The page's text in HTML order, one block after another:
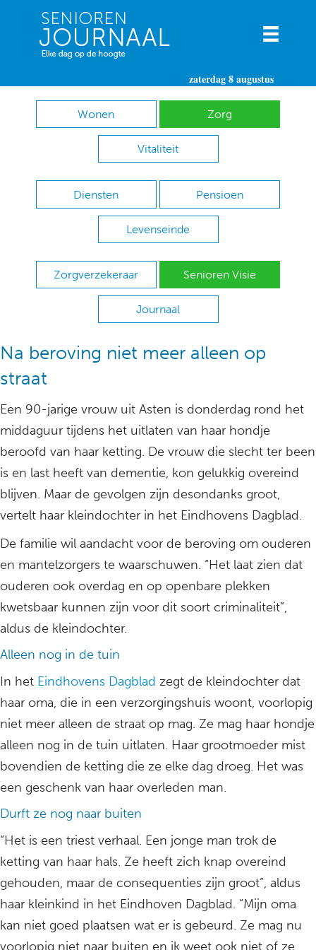
zaterdag 8 augustus
Wonen Zorg
Vitaliteit
Diensten Pensioen
Levenseinde
Zorgverzekeraar Senioren Visie
Journaal
Na beroving niet meer alleen op
straat
Een 90-jarige vrouw uit Asten is donderdag rond het
middaguur tijdens het uitlaten van haar hondje
beroofd van haar ketting. De vrouw die slecht ter been
is en last heeft van dementie, kon gelukkig overeind
blijven. Maar de gevolgen zijn desondanks groot,
vertelt haar kleindochter in het Eindhovens Dagblad.
De familie wil aandacht voor de beroving om ouderen
en mantelzorgers te waarschuwen. “Het laat zien dat
ouderen ook overdag en op openbare plekken
kwetsbaar kunnen zijn voor dit soort criminaliteit”,
aldus de kleindochter.
Alleen nog in de tuin
In het Eindhovens Dagblad zegt de kleindochter dat
haar oma, die in een verzorgingshuis woont, voorlopig
niet meer alleen de straat op mag. Ze mag haar hondje
alleen nog in de tuin uitlaten. Haar grootmoeder mist
bovendien de ketting die ze elke dag droeg. Het was
een geschenk van haar overleden man.
Durft ze nog naar buiten
“Het is een triest verhaal. Een jonge man trok de
ketting van haar hals. Ze heeft zich knap overeind
gehouden, maar de consequenties zijn groot”, aldus
haar kleinkind in het Eindhoven Dagblad. “Mijn oma
kan niet goed plaatsen wat er is gebeurd. Ze mag nu
voorlopig niet naar buiten en ik weet ook niet of ze